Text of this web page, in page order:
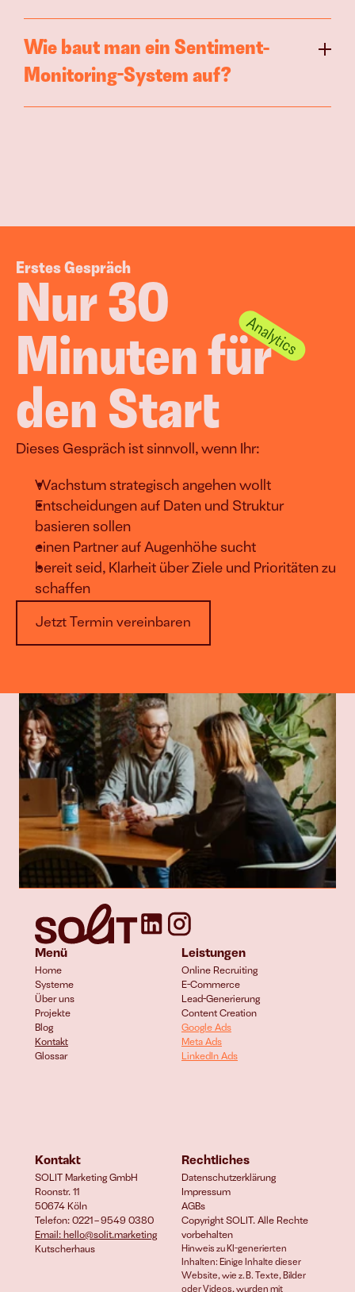
Wie baut man ein Sentiment-
Monitoring-System auf?
Erstes Gespräch
Nur 30
Minuten für
den Start
Dieses Gespräch ist sinnvoll, wenn Ihr:
Wachstum strategisch angehen wollt
Entscheidungen auf Daten und Struktur
basieren sollen
einen Partner auf Augenhöhe sucht
bereit seid, Klarheit über Ziele und Prioritäten zu
schaffen
Jetzt Termin vereinbaren
Menü
Home
Systeme
Über uns
Projekte
Blog
Kontakt
Glossar
Leistungen
Online Recruiting
E-Commerce
Lead-Generierung
Content Creation
Google Ads
Meta Ads
LinkedIn Ads
Kontakt
SOLIT Marketing GmbH
Roonstr. 11
50674 Köln
Telefon: 0221 – 9549 0380
Email: hello@solit.marketing
Kutscherhaus
Rechtliches
Datenschutzerklärung
Impressum
AGBs
Copyright SOLIT. Alle Rechte
vorbehalten
Hinweis zu KI-generierten
Inhalten: Einige Inhalte dieser
Website, wie z. B. Texte, Bilder
oder Videos, wurden mit